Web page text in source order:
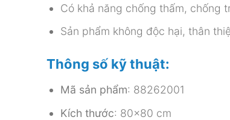
Có khả năng chống thấm, chống
Sản phẩm không độc hại, thân
Thông số kỹ thuật:
Mã sản phẩm: 88262001
Kích thước: 80×80 cm